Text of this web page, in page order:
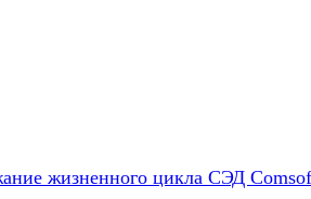
жизненного цикла СЭД